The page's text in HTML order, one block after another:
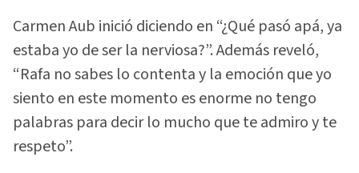
Carmen Aub inició diciendo en “¿Qué pasó apá, ya
estaba yo de ser la nerviosa?”. Además reveló,
“Rafa no sabes lo contenta y la emoción que yo
siento en este momento es enorme no tengo
palabras para decir lo mucho que te admiro y te
respeto”.